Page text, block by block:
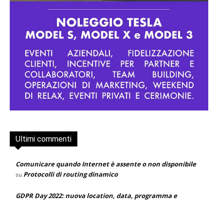
Ultimi commenti
Comunicare quando Internet è assente o non disponibile
su Protocolli di routing dinamico
GDPR Day 2022: nuova location, data, programma e